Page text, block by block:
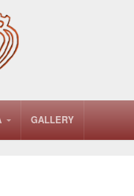
GALLERY